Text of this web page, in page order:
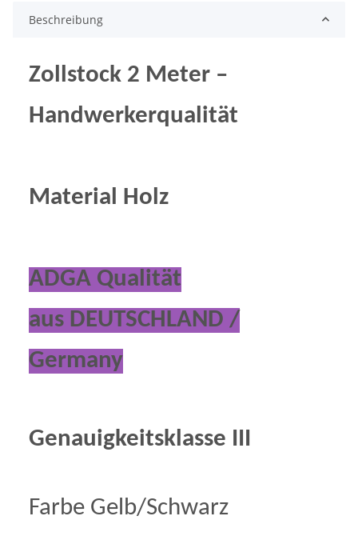
Beschreibung
Zollstock 2 Meter –
Handwerkerqualität
Material Holz
ADGA Qualität
aus DEUTSCHLAND /
Germany
Genauigkeitsklasse III
Farbe Gelb/Schwarz